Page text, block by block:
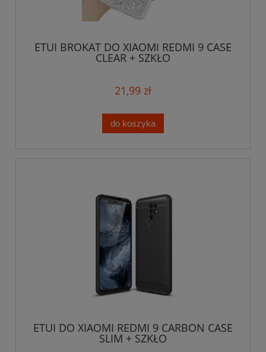
ETUI BROKAT DO XIAOMI REDMI 9 CASE
CLEAR + SZKŁO
21,99 zł
do koszyka
ETUI DO XIAOMI REDMI 9 CARBON CASE
SLIM + SZKŁO